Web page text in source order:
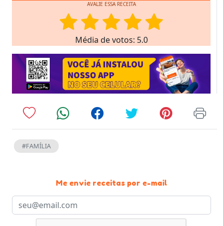
AVALIE ESSA RECEITA
Média de votos: 5.0
#FAMÍLIA
Me envie receitas por e-mail